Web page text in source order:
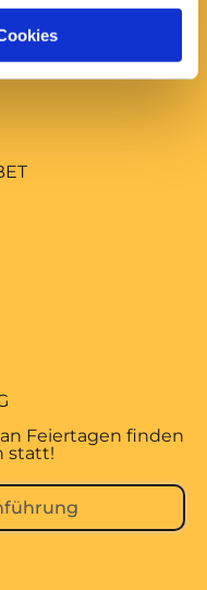
von Coventry
Feiertagen finden
statt!